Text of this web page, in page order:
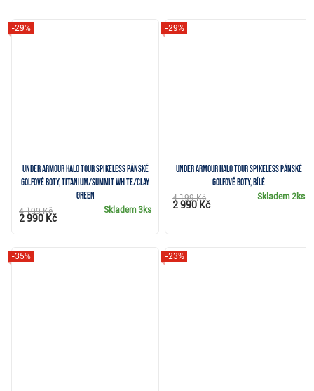
Under Armour Halo Tour Spikeless pánské
golfové boty, titanium/summit white/clay
green
-29%
Skladem3ks
4 199 Kč
2 990 Kč
Under Armour Halo Tour Spikeless pánské
golfové boty, bílé
-29%
Skladem2ks
4 199 Kč
2 990 Kč
-35% -23%